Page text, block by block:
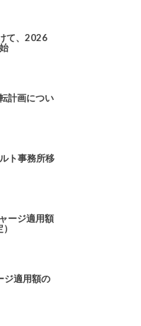
て、2026
計画につい
ト事務所移
ージ適用額
適用額の